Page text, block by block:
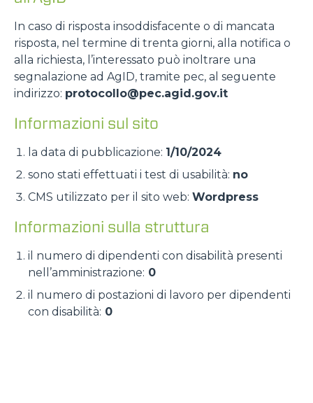
In caso di risposta insoddisfacente o di mancata
risposta, nel termine di trenta giorni, alla notifica o
alla richiesta, l’interessato può inoltrare una
segnalazione ad AgID, tramite pec, al seguente
indirizzo: protocollo@pec.agid.gov.it
Informazioni sul sito
la data di pubblicazione: 1/10/2024
sono stati effettuati i test di usabilità: no
CMS utilizzato per il sito web: Wordpress
Informazioni sulla struttura
il numero di dipendenti con disabilità presenti
nell’amministrazione: 0
il numero di postazioni di lavoro per dipendenti
con disabilità: 0